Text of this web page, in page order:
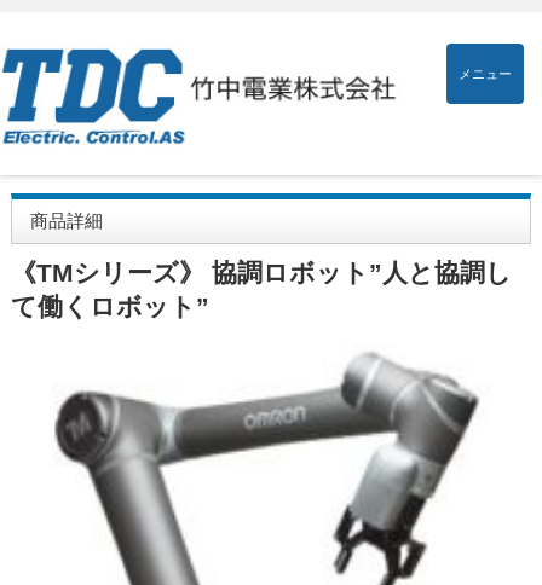
メニュー
商品詳細
《TMシリーズ》 協調ロボット”人と協調し
て働くロボット”